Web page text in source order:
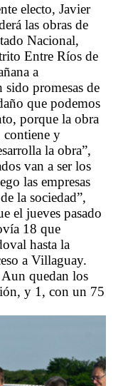
electo, Javier
las obras de
Nacional,
Entre Ríos de
a
promesas de
que podemos
porque la obra
contiene y
la obra”,
van a ser los
las empresas
la sociedad”,
el jueves pasado
18 que
hasta la
a Villaguay.
quedan los
y 1, con un 75